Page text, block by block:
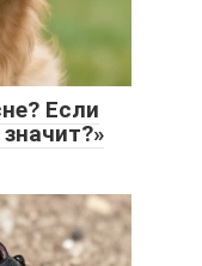
Если